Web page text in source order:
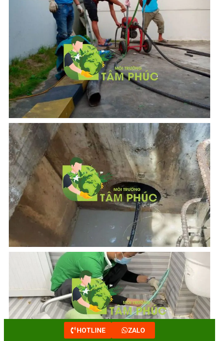
HOTLINE ZALO